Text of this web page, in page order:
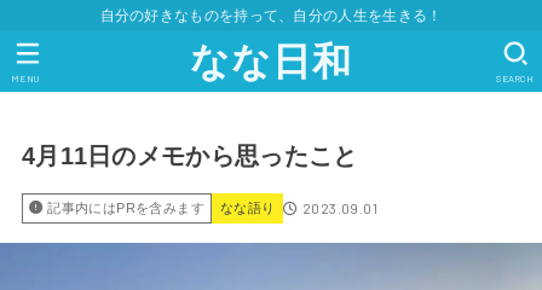
自分の好きなものを持って、自分の人生を生きる！
なな日和 SEARCH
MENU
4月11日のメモから思ったこと
記事内にはPRを含みます なな語り 2023.09.01